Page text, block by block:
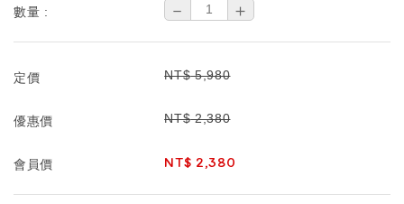
數量 : － ＋
定價 NT$ 5,980
優惠價 NT$ 2,380
會員價 NT$ 2,380